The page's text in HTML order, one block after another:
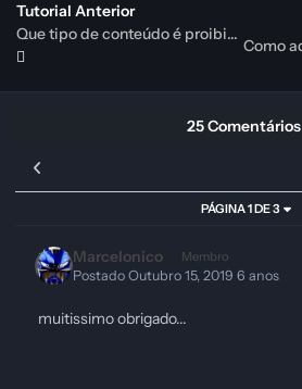
Tutorial Anterior
Que tipo de conteúdo é proibido postar no GGames?
25 Comentários
PÁGINA 1 DE 3
Marcelonico Membro
PostadoOutubro 15, 20196 anos
muitissimo obrigado...